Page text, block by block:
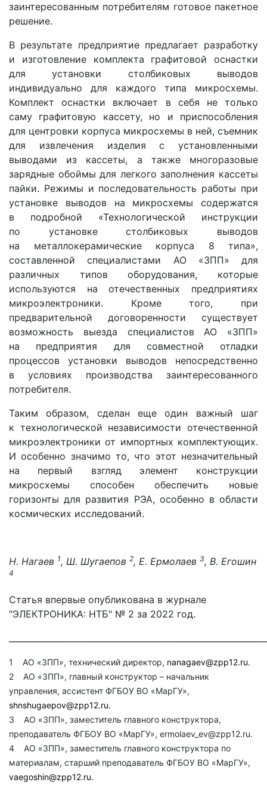
заинтересованным потребителям готовое пакетное
решение.
В результате предприятие предлагает разработку
и изготовление комплекта графитовой оснастки
для установки столбиковых выводов
индивидуально для каждого типа микросхемы.
Комплект оснастки включает в себя не только
саму графитовую кассету, но и приспособления
для центровки корпуса микросхемы в ней, съемник
для извлечения изделия с установленными
выводами из кассеты, а также многоразовые
зарядные обоймы для легкого заполнения кассеты
пайки. Режимы и последовательность работы при
установке выводов на микросхемы содержатся
в подробной «Технологической инструкции
по установке столбиковых выводов
на металлокерамические корпуса 8 типа»,
составленной специалистами АО «ЗПП» для
различных типов оборудования, которые
используются на отечественных предприятиях
микроэлектроники. Кроме того, при
предварительной договоренности существует
возможность выезда специалистов АО «ЗПП»
на предприятия для совместной отладки
процессов установки выводов непосредственно
в условиях производства заинтересованного
потребителя.
Таким образом, сделан еще один важный шаг
к технологической независимости отечественной
микроэлектроники от импортных комплектующих.
И особенно значимо то, что этот незначительный
на первый взгляд элемент конструкции
микросхемы способен обеспечить новые
горизонты для развития РЭА, особенно в области
космических исследований.
Н. Нагаев 1, Ш. Шугаепов 2, Е. Ермолаев 3, В. Егошин
4
Статья впервые опубликована в журнале
"ЭЛЕКТРОНИКА: НТБ" № 2 за 2022 год.
1 АО «ЗПП», технический директор, nanagaev@zpp12.ru.
2 АО «ЗПП», главный конструктор – начальник
управления, ассистент ФГБОУ ВО «МарГУ»,
shnshugaepov@zpp12.ru.
3 АО «ЗПП», заместитель главного конструктора,
преподаватель ФГБОУ ВО «МарГУ», ermolaev_ev@zpp12.ru.
4 АО «ЗПП», заместитель главного конструктора по
материалам, старший преподаватель ФГБОУ ВО «МарГУ»,
vaegoshin@zpp12.ru.